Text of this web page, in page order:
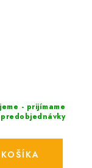
- prijímame
predobjednávky